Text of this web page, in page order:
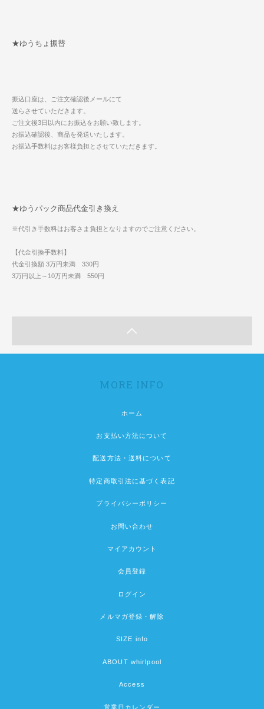
★ゆうちょ振替
振込口座は、ご注文確認後メールにて
送らさせていただきます。
ご注文後3日以内にお振込をお願い致します。
お振込確認後、商品を発送いたします。
お振込手数料はお客様負担とさせていただきます。
★ゆうパック商品代金引き換え
※代引き手数料はお客さま負担となりますのでご注意ください。
【代金引換手数料】
代金引換額 3万円未満 330円
3万円以上～10万円未満 550円
MORE INFO
ホーム
お支払い方法について
配送方法・送料について
特定商取引法に基づく表記
プライバシーポリシー
お問い合わせ
マイアカウント
会員登録
ログイン
メルマガ登録・解除
SIZE info
ABOUT whirlpool
Access
営業日カレンダー